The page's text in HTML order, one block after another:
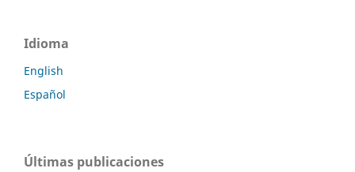
Idioma
English
Español
Últimas publicaciones